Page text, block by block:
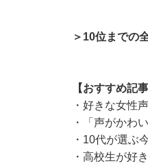
＞10位までの
【おすすめ記事
・ 好きな女性
・
「声がかわ
・ 10代が選ぶ
・ 高校生が好